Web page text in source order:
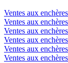
Ventes aux
Ventes aux
Ventes aux
Ventes aux
Ventes aux
Ventes aux